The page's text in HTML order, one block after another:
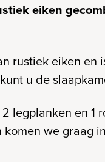
eiken
rustiek eiken
u de
legplanken en
we